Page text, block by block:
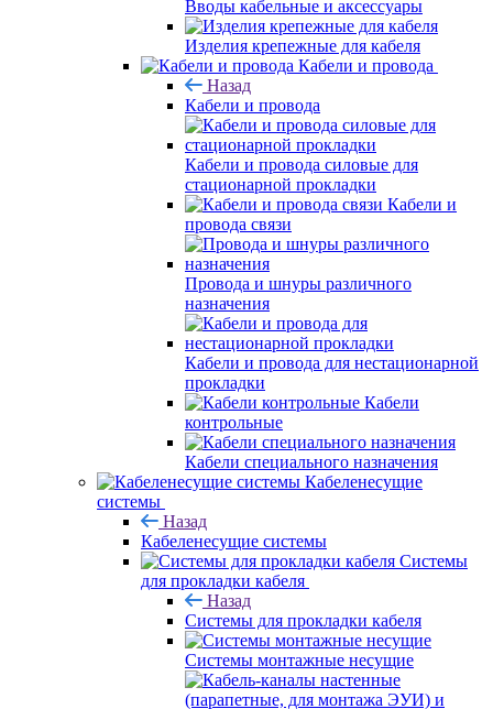
Вводы кабельные и аксессуары
Изделия крепежные для кабеля
Кабели и провода
Назад
Кабели и провода
Кабели и провода силовые для
стационарной прокладки
Кабели и
провода связи
Провода и шнуры различного
назначения
Кабели и провода для нестационарной
прокладки
Кабели
контрольные
Кабели специального назначения
Кабеленесущие
системы
Назад
Кабеленесущие системы
Системы
для прокладки кабеля
Назад
Системы для прокладки кабеля
Системы монтажные несущие